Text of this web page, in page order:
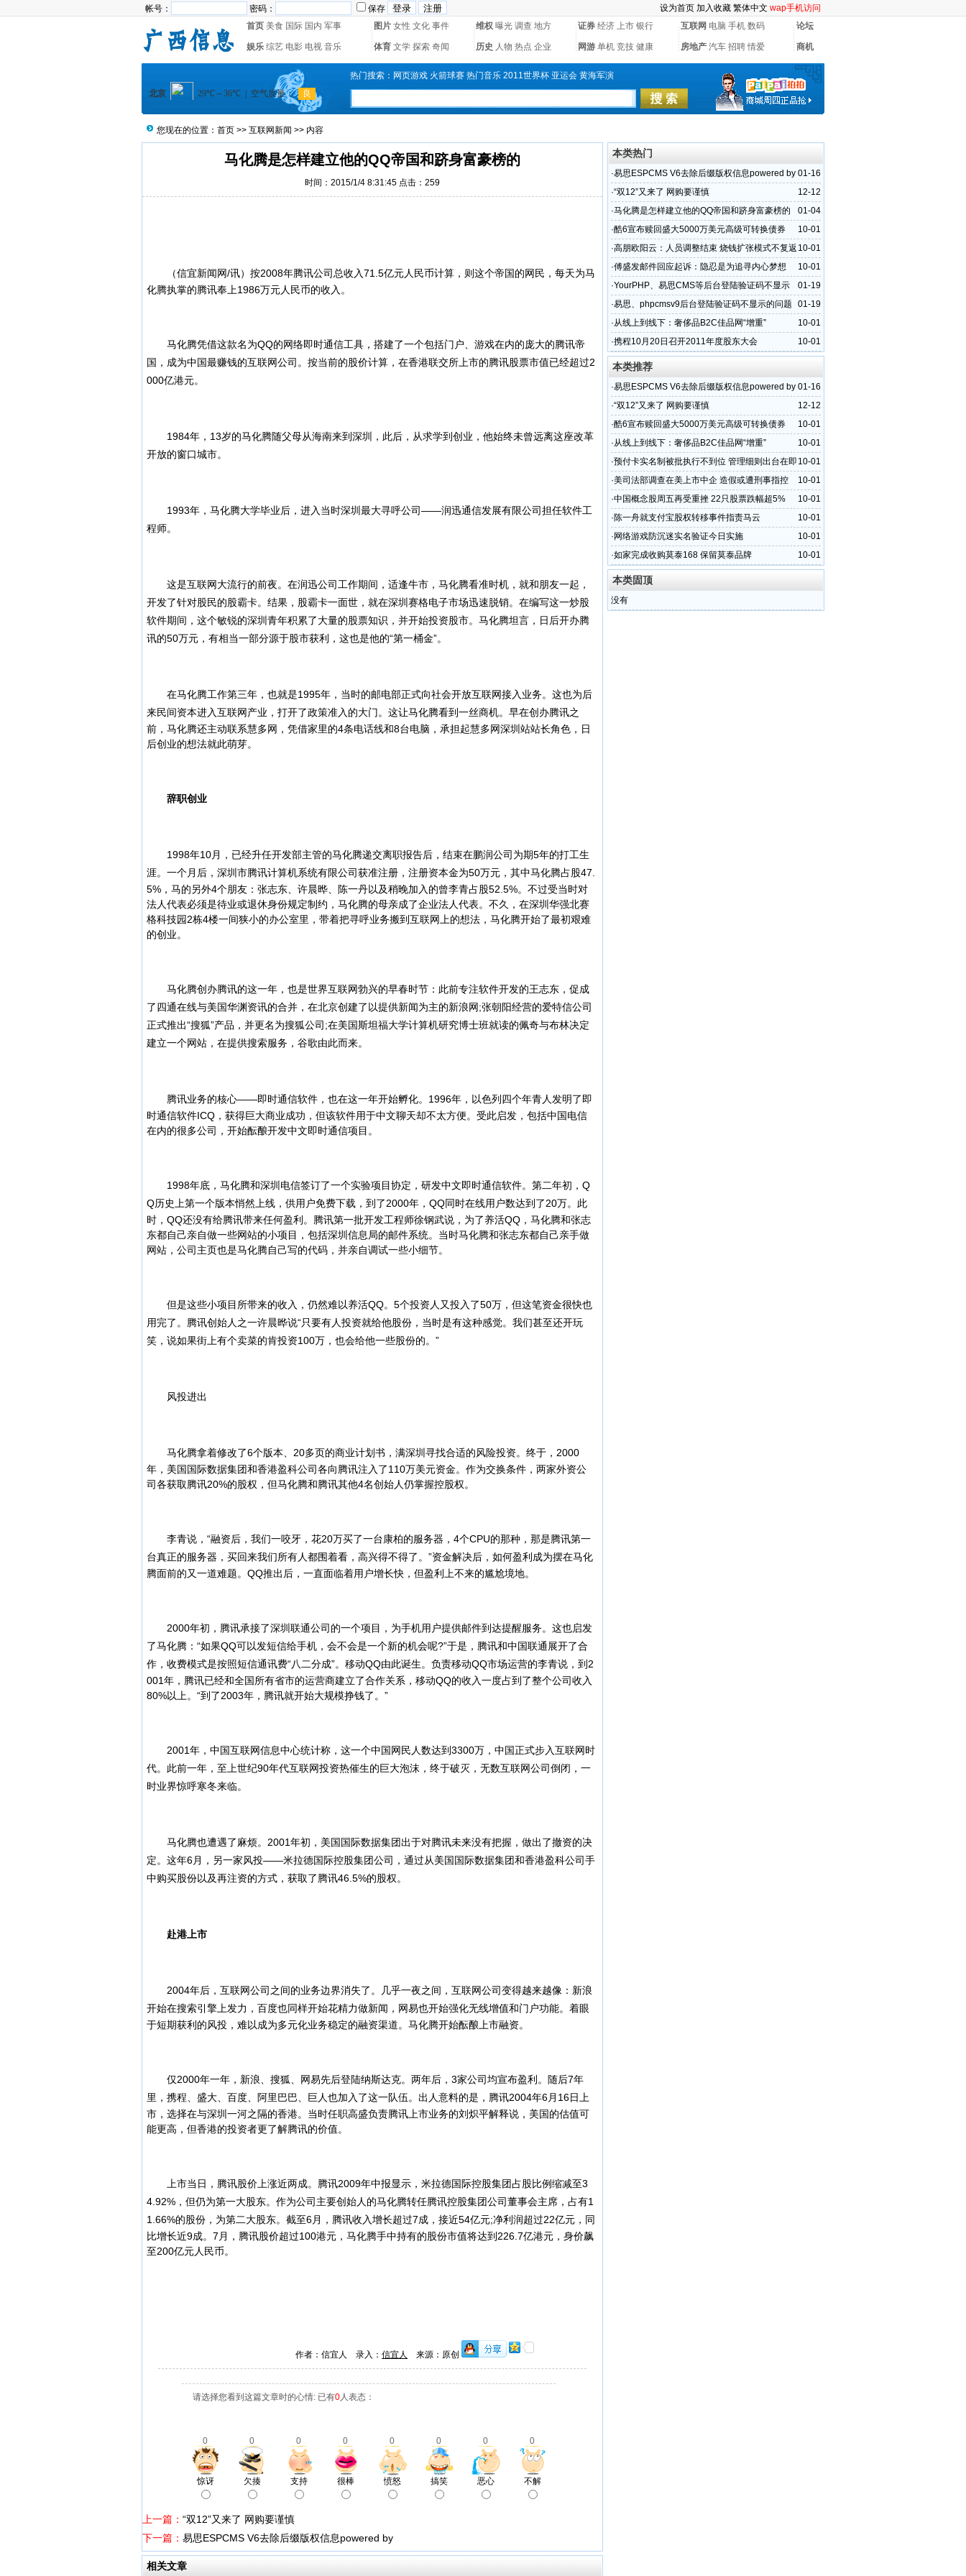
帐号： 密码： 保存 设为首页 加入收藏 繁体中文 wap手机访问
首页 美食 国际 国内 军事 图片 女性 文化 事件 维权 曝光 调查 地方 证券 经济 上市 银行 互联网 电脑 手机 数码 论坛
娱乐 综艺 电影 电视 音乐 体育 文学 探索 奇闻 历史 人物 热点 企业 网游 单机 竞技 健康 房地产 汽车 招聘 情爱 商机
热门搜索： 网页游戏 火箭球赛 热门音乐 2011世界杯 亚运会 黄海军演
您现在的位置： 首页 >> 互联网新闻 >> 内容
马化腾是怎样建立他的QQ帝国和跻身富豪榜的
时间：2015/1/4 8:31:45 点击： 259
（信宜新闻网/讯） 按2008年腾讯公司总收入71.5亿元人民币计算，则这个帝国的网民，每天为马
化腾执掌的腾讯奉上1986万元人民币的收入。
马化腾凭借这款名为QQ的网络即时通信工具，搭建了一个包括门户、游戏在内的庞大的腾讯帝
国，成为中国最赚钱的互联网公司。按当前的股价计算，在香港联交所上市的腾讯股票市值已经超过2
000亿港元。
1984年，13岁的马化腾随父母从海南来到深圳，此后，从求学到创业，他始终未曾远离这座改革
开放的窗口城市。
1993年，马化腾大学毕业后，进入当时深圳最大寻呼公司——润迅通信发展有限公司担任软件工
程师。
这是互联网大流行的前夜。在润迅公司工作期间，适逢牛市，马化腾看准时机，就和朋友一起，
开发了针对股民的股霸卡。结果，股霸卡一面世，就在深圳赛格电子市场迅速脱销。在编写这一炒股
软件期间，这个敏锐的深圳青年积累了大量的股票知识，并开始投资股市。马化腾坦言，日后开办腾
讯的50万元，有相当一部分源于股市获利，这也是他的“第一桶金”。
在马化腾工作第三年，也就是1995年，当时的邮电部正式向社会开放互联网接入业务。这也为后
来民间资本进入互联网产业，打开了政策准入的大门。 这让马化腾看到一丝商机。早在创办腾讯之
前，马化腾还主动联系慧多网，凭借家里的4条电话线和8台电脑，承担起慧多网深圳站站长角色，日
后创业的想法就此萌芽。
辞职创业
1998年10月，已经升任开发部主管的马化腾递交离职报告后，结束在鹏润公司为期5年的打工生
涯。 一个月后，深圳市腾讯计算机系统有限公司获准注册，注册资本金为50万元，其中马化腾占股47.
5%，马的另外4个朋友：张志东、许晨晔、陈一丹以及稍晚加入的曾李青占股52.5%。不过受当时对
法人代表必须是待业或退休身份规定制约，马化腾的母亲成了企业法人代表。 不久，在深圳华强北赛
格科技园2栋4楼一间狭小的办公室里，带着把寻呼业务搬到互联网上的想法，马化腾开始了最初艰难
的创业。
马化腾创办腾讯的这一年，也是世界互联网勃兴的早春时节：此前专注软件开发的王志东，促成
了四通在线与美国华渊资讯的合并，在北京创建了以提供新闻为主的新浪网;张朝阳经营的爱特信公司
正式推出“搜狐”产品，并更名为搜狐公司;在美国斯坦福大学计算机研究博士班就读的佩奇与布林决定
建立一个网站，在提供搜索服务，谷歌由此而来。
腾讯业务的核心——即时通信软件，也在这一年开始孵化。 1996年，以色列四个年青人发明了即
时通信软件ICQ，获得巨大商业成功，但该软件用于中文聊天却不太方便。受此启发，包括中国电信
在内的很多公司，开始酝酿开发中文即时通信项目。
1998年底，马化腾和深圳电信签订了一个实验项目协定，研发中文即时通信软件。第二年初，Q
Q历史上第一个版本悄然上线，供用户免费下载，到了2000年，QQ同时在线用户数达到了20万。 此
时，QQ还没有给腾讯带来任何盈利。腾讯第一批开发工程师徐钢武说，为了养活QQ，马化腾和张志
东都自己亲自做一些网站的小项目，包括深圳信息局的邮件系统。当时马化腾和张志东都自己亲手做
网站，公司主页也是马化腾自己写的代码，并亲自调试一些小细节。
但是这些小项目所带来的收入，仍然难以养活QQ。5个投资人又投入了50万，但这笔资金很快也
用完了。腾讯创始人之一许晨晔说“只要有人投资就给他股份，当时是有这种感觉。我们甚至还开玩
笑，说如果街上有个卖菜的肯投资100万，也会给他一些股份的。”
风投进出
马化腾拿着修改了6个版本、20多页的商业计划书，满深圳寻找合适的风险投资。 终于，2000
年，美国国际数据集团和香港盈科公司各向腾讯注入了110万美元资金。作为交换条件，两家外资公
司各获取腾讯20%的股权，但马化腾和腾讯其他4名创始人仍掌握控股权。
李青说，“融资后，我们一咬牙，花20万买了一台康柏的服务器，4个CPU的那种，那是腾讯第一
台真正的服务器，买回来我们所有人都围着看，高兴得不得了。”资金解决后，如何盈利成为摆在马化
腾面前的又一道难题。QQ推出后，一直面临着用户增长快，但盈利上不来的尴尬境地。
2000年初，腾讯承接了深圳联通公司的一个项目，为手机用户提供邮件到达提醒服务。这也启发
了马化腾：“如果QQ可以发短信给手机，会不会是一个新的机会呢?”于是，腾讯和中国联通展开了合
作，收费模式是按照短信通讯费“八二分成”。 移动QQ由此诞生。负责移动QQ市场运营的李青说，到2
001年，腾讯已经和全国所有省市的运营商建立了合作关系，移动QQ的收入一度占到了整个公司收入
80%以上。“到了2003年，腾讯就开始大规模挣钱了。”
2001年，中国互联网信息中心统计称，这一个中国网民人数达到3300万，中国正式步入互联网时
代。此前一年，至上世纪90年代互联网投资热催生的巨大泡沫，终于破灭，无数互联网公司倒闭，一
时业界惊呼寒冬来临。
马化腾也遭遇了麻烦。2001年初，美国国际数据集团出于对腾讯未来没有把握，做出了撤资的决
定。这年6月，另一家风投——米拉德国际控股集团公司，通过从美国国际数据集团和香港盈科公司手
中购买股份以及再注资的方式，获取了腾讯46.5%的股权。
赴港上市
2004年后，互联网公司之间的业务边界消失了。几乎一夜之间，互联网公司变得越来越像：新浪
开始在搜索引擎上发力，百度也同样开始花精力做新闻，网易也开始强化无线增值和门户功能。 着眼
于短期获利的风投，难以成为多元化业务稳定的融资渠道。马化腾开始酝酿上市融资。
仅2000年一年，新浪、搜狐、网易先后登陆纳斯达克。两年后，3家公司均宣布盈利。随后7年
里，携程、盛大、百度、阿里巴巴、巨人也加入了这一队伍。 出人意料的是，腾讯2004年6月16日上
市，选择在与深圳一河之隔的香港。当时任职高盛负责腾讯上市业务的刘炽平解释说，美国的估值可
能更高，但香港的投资者更了解腾讯的价值。
上市当日，腾讯股价上涨近两成。腾讯2009年中报显示，米拉德国际控股集团占股比例缩减至3
4.92%，但仍为第一大股东。作为公司主要创始人的马化腾转任腾讯控股集团公司董事会主席，占有1
1.66%的股份，为第二大股东。 截至6月，腾讯收入增长超过7成，接近54亿元;净利润超过22亿元，同
比增长近9成。7月，腾讯股价超过100港元，马化腾手中持有的股份市值将达到226.7亿港元，身价飙
至200亿元人民币。
作者：信宜人 录入： 信宜人 来源：原创
请选择您看到这篇文章时的心情: 已有0人表态：
0 0 0 0 0 0 0 0
惊讶 欠揍 支持 很棒 愤怒 搞笑 恶心 不解
上一篇： “双12”又来了 网购要谨慎
下一篇： 易思ESPCMS V6去除后缀版权信息powered by
相关文章
本类热门
01-16
·易思ESPCMS V6去除后缀版权信息powered by
12-12
·“双12”又来了 网购要谨慎
01-04
·马化腾是怎样建立他的QQ帝国和跻身富豪榜的
10-01
·酷6宣布赎回盛大5000万美元高级可转换债券
10-01
·高朋欧阳云：人员调整结束 烧钱扩张模式不复返
10-01
·傅盛发邮件回应起诉：隐忍是为追寻内心梦想
01-19
·YourPHP、易思CMS等后台登陆验证码不显示
问题解决方法
01-19
·易思、phpcmsv9后台登陆验证码不显示的问题
10-01
·从线上到线下：奢侈品B2C佳品网“增重”
10-01
·携程10月20日召开2011年度股东大会
本类推荐
01-16
·易思ESPCMS V6去除后缀版权信息powered by
12-12
·“双12”又来了 网购要谨慎
10-01
·酷6宣布赎回盛大5000万美元高级可转换债券
10-01
·从线上到线下：奢侈品B2C佳品网“增重”
10-01
·预付卡实名制被批执行不到位 管理细则出台在即
10-01
·美司法部调查在美上市中企 造假或遭刑事指控
10-01
·中国概念股周五再受重挫 22只股票跌幅超5%
10-01
·陈一舟就支付宝股权转移事件指责马云
10-01
· 网络游戏防沉迷实名验证今日实施
10-01
·如家完成收购莫泰168 保留莫泰品牌
本类固顶
没有